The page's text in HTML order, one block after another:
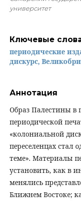
университет
Ключевые
периодические
дискурс,
Аннотация
Образ Палестины в
периодической
«колониальной
переселенцах стал
теме». Материалы
установить, как в
менялись
Ближнем Востоке;